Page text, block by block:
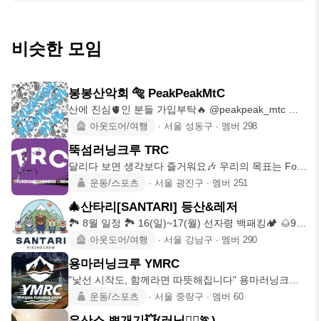
비슷한 모임
봉봉산악회 🐅 PeakPeakMtC
산에 진심🫀인 분들 가입부탁🔥 @peakpeak_mtc 크
기 보다 밀도
아웃도어/여행 ∙ 서울 성동구 ∙ 멤버 298
뚝섬러닝크루 TRC
달리다 보면 생각보다 즐거워요🎶 우리의 목표는 For
SUB4 4SUB4
운동/스포츠 ∙ 서울 광진구 ∙ 멤버 251
🎄산타리[SANTARI] 등산&레저
🏞 8월 일정 🏞 16(일)~17(월) 선자령 백패킹🏕 🌰9월
일정🌰아웃도어/여행 ∙ 서울 강남구 ∙ 멤버 290
용마러닝크루 YMRC
"낯선 시작도, 함께라면 따뜻해집니다" 용마러닝크루
🏃🏻‍♂️🏃🏻‍♀️운동/스포츠 ∙ 서울 중랑구 ∙ 멤버 60